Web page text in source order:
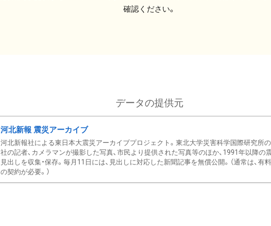
確認ください。
データの提供元
河北新報 震災アーカイブ
河北新報社による東日本大震災アーカイブプロジェクト。東北大学災害科学国際研究所
社の記者、カメラマンが撮影した写真、市民より提供された写真等のほか、1991年以降の
見出しを収集・保存。毎月11日には、見出しに対応した新聞記事を無償公開。（通常は、有
の契約が必要。）